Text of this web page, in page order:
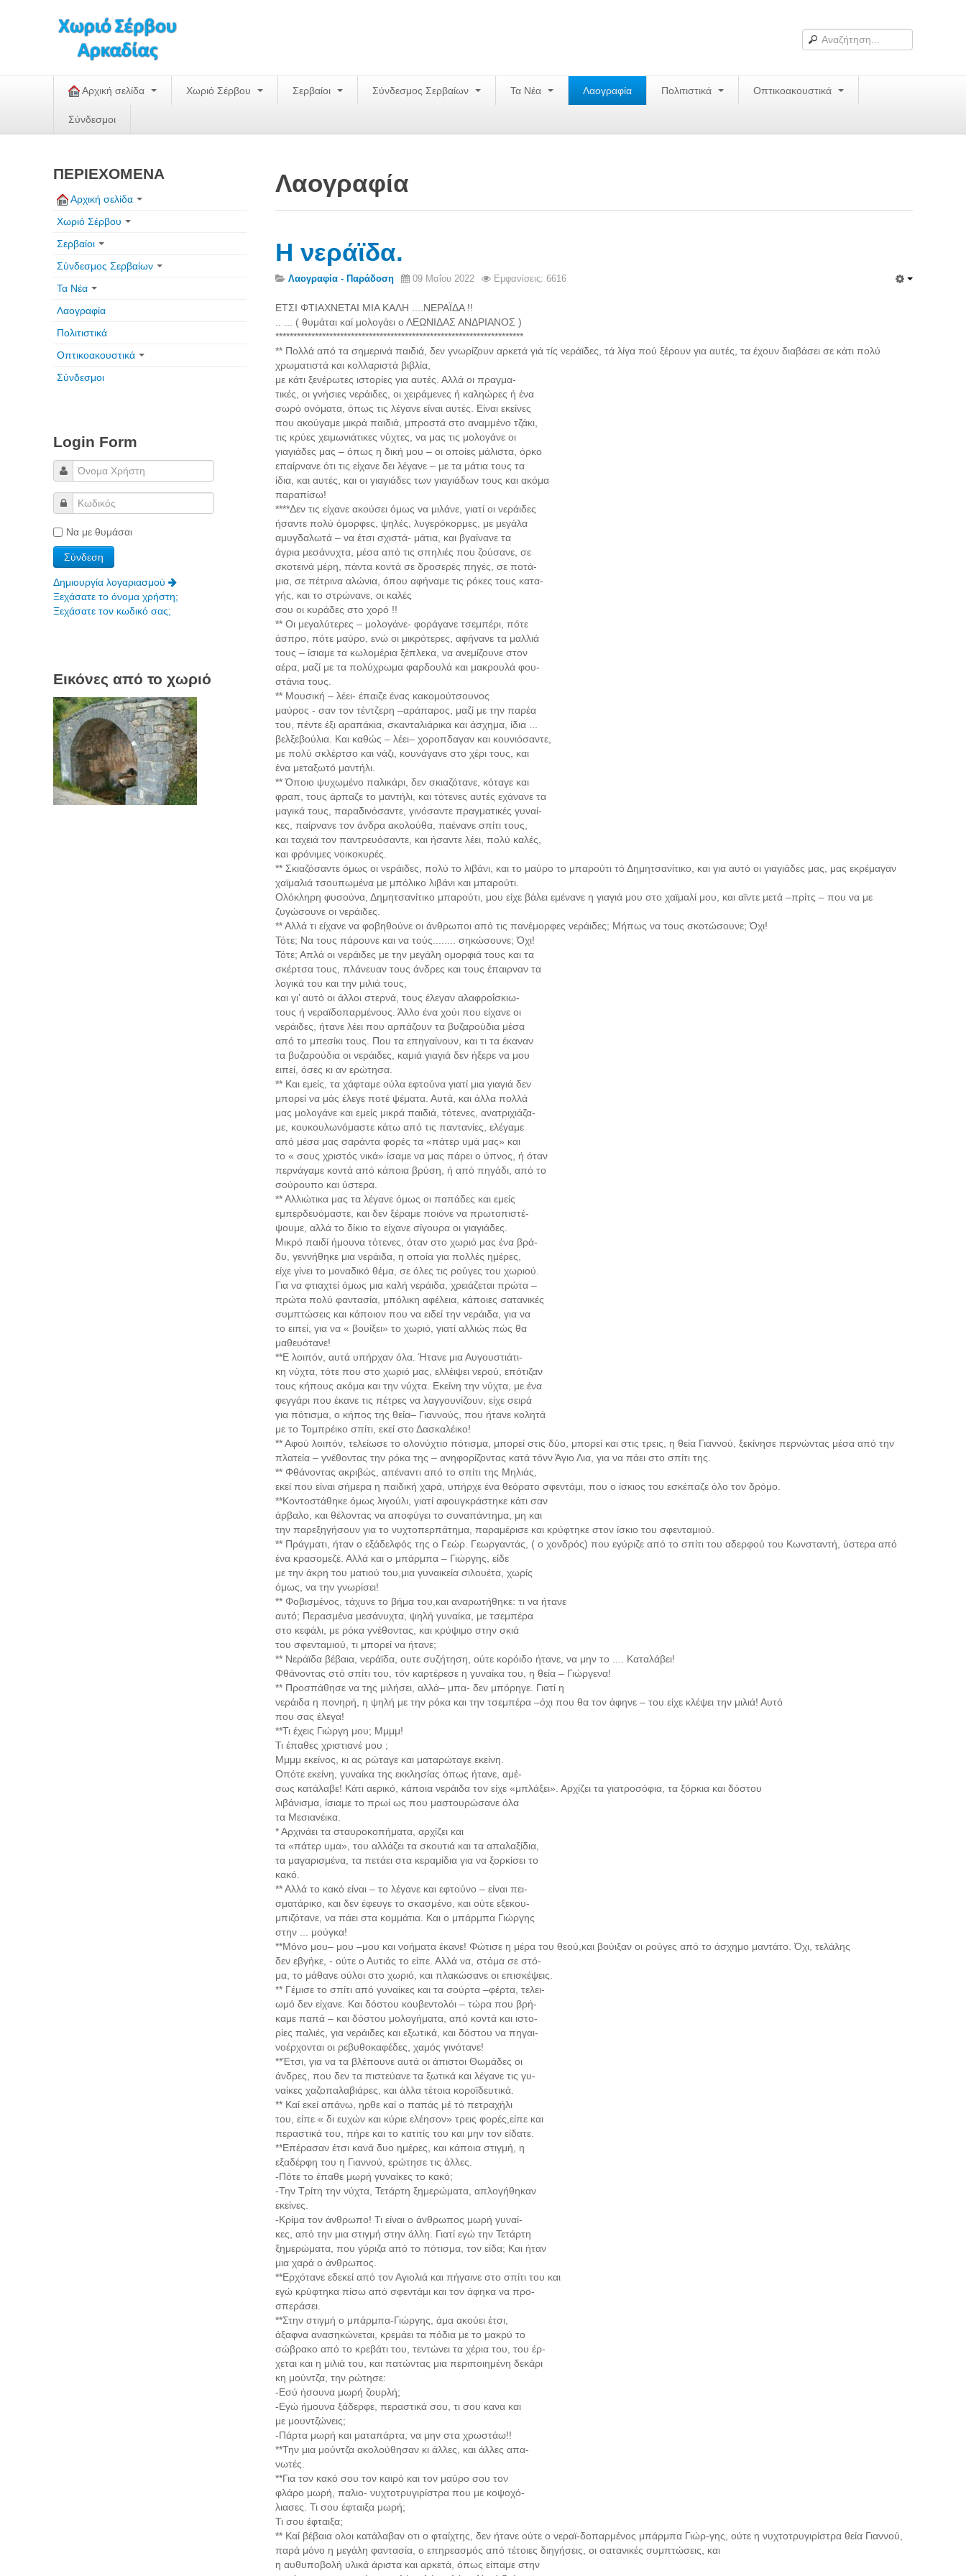
Αρχική σελίδα Χωριό Σέρβου Σερβαίοι Σύνδεσμος Σερβαίων Τα Νέα Λαογραφία Πολιτιστικά Οπτικοακουστικά
Σύνδεσμοι
Λαογραφία
Η νεράϊδα.
Λαογραφία - Παράδοση 09 Μαΐου 2022 Εμφανίσεις: 6616
ΕΤΣΙ ΦΤΙΑΧΝΕΤΑΙ ΜΙΑ ΚΑΛΗ ....ΝΕΡΑΪΔΑ !!
.. ... ( θυμάται καί μολογάει ο ΛΕΩΝΙΔΑΣ ΑΝΔΡΙΑΝΟΣ )
*********************************************************************
** Πολλά από τα σημερινά παιδιά, δεν γνωρίζουν αρκετά γιά τίς νεράϊδες, τά λίγα πού ξέρουν για αυτές, τα έχουν διαβάσει σε κάτι πολύ
χρωματιστά και κολλαριστά βιβλία,
με κάτι ξενέρωτες ιστορίες για αυτές. Αλλά οι πραγμα-
τικές, οι γνήσιες νεράιδες, οι χειράμενες ή καληώρες ή ένα
σωρό ονόματα, όπως τις λέγανε είναι αυτές. Είναι εκείνες
που ακούγαμε μικρά παιδιά, μπροστά στο αναμμένο τζάκι,
τις κρύες χειμωνιάτικες νύχτες, να μας τις μολογάνε οι
γιαγιάδες μας – όπως η δική μου – οι οποίες μάλιστα, όρκο
επαίρνανε ότι τις είχανε δει λέγανε – με τα μάτια τους τα
ίδια, και αυτές, και οι γιαγιάδες των γιαγιάδων τους και ακόμα
παραπίσω!
****Δεν τις είχανε ακούσει όμως να μιλάνε, γιατί οι νεράιδες
ήσαντε πολύ όμορφες, ψηλές, λυγερόκορμες, με μεγάλα
αμυγδαλωτά – να έτσι σχιστά- μάτια, και βγαίνανε τα
άγρια μεσάνυχτα, μέσα από τις σπηλιές που ζούσανε, σε
σκοτεινά μέρη, πάντα κοντά σε δροσερές πηγές, σε ποτά-
μια, σε πέτρινα αλώνια, όπου αφήναμε τις ρόκες τους κατα-
γής, και το στρώνανε, οι καλές
σου οι κυράδες στο χορό !!
** Οι μεγαλύτερες – μολογάνε- φοράγανε τσεμπέρι, πότε
άσπρο, πότε μαύρο, ενώ οι μικρότερες, αφήνανε τα μαλλιά
τους – ίσιαμε τα κωλομέρια ξέπλεκα, να ανεμίζουνε στον
αέρα, μαζί με τα πολύχρωμα φαρδουλά και μακρουλά φου-
στάνια τους.
** Μουσική – λέει- έπαιζε ένας κακομούτσουνος
μαύρος - σαν τον τέντζερη –αράπαρος, μαζί με την παρέα
του, πέντε έξι αραπάκια, σκανταλιάρικα και άσχημα, ίδια ...
βελξεβούλια. Και καθώς – λέει– χοροπδαγαν και κουνιόσαντε,
με πολύ σκλέρτσο και νάζι, κουνάγανε στο χέρι τους, και
ένα μεταξωτό μαντήλι.
** Όποιο ψυχωμένο παλικάρι, δεν σκιαζότανε, κόταγε και
φραπ, τους άρπαζε το μαντήλι, και τότενες αυτές εχάνανε τα
μαγικά τους, παραδινόσαντε, γινόσαντε πραγματικές γυναί-
κες, παίρνανε τον άνδρα ακολούθα, παένανε σπίτι τους,
και ταχειά τον παντρευόσαντε, και ήσαντε λέει, πολύ καλές,
και φρόνιμες νοικοκυρές.
** Σκιαζόσαντε όμως οι νεράιδες, πολύ το λιβάνι, και το μαύρο το μπαρούτι τό Δημητσανίτικο, και για αυτό οι γιαγιάδες μας, μας εκρέμαγαν
χαϊμαλιά τσουπωμένα με μπόλικο λιβάνι και μπαρούτι.
Ολόκληρη φυσούνα, Δημητσανίτικο μπαρούτι, μου είχε βάλει εμένανε η γιαγιά μου στο χαϊμαλί μου, και αϊντε μετά –πρίτς – που να με
ζυγώσουνε οι νεράιδες.
** Αλλά τι είχανε να φοβηθούνε οι άνθρωποι από τις πανέμορφες νεράιδες; Μήπως να τους σκοτώσουνε; Όχι!
Τότε; Να τους πάρουνε και να τούς........ σηκώσουνε; Όχι!
Τότε; Απλά οι νεράιδες με την μεγάλη ομορφιά τους και τα
σκέρτσα τους, πλάνευαν τους άνδρες και τους έπαιρναν τα
λογικά του και την μιλιά τους,
και γι’ αυτό οι άλλοι στερνά, τους έλεγαν αλαφροΐσκιω-
τους ή νεραϊδοπαρμένους. Άλλο ένα χούι που είχανε οι
νεράιδες, ήτανε λέει που αρπάζουν τα βυζαρούδια μέσα
από το μπεσίκι τους. Που τα επηγαίνουν, και τι τα έκαναν
τα βυζαρούδια οι νεράιδες, καμιά γιαγιά δεν ήξερε να μου
ειπεί, όσες κι αν ερώτησα.
** Και εμείς, τα χάφταμε ούλα εφτούνα γιατί μια γιαγιά δεν
μπορεί να μάς έλεγε ποτέ ψέματα. Αυτά, και άλλα πολλά
μας μολογάνε και εμείς μικρά παιδιά, τότενες, ανατριχιάζα-
με, κουκουλωνόμαστε κάτω από τις παντανίες, ελέγαμε
από μέσα μας σαράντα φορές τα «πάτερ υμά μας» και
το « σους χριστός νικά» ίσαμε να μας πάρει ο ύπνος, ή όταν
περνάγαμε κοντά από κάποια βρύση, ή από πηγάδι, από το
σούρουπο και ύστερα.
** Αλλιώτικα μας τα λέγανε όμως οι παπάδες και εμείς
εμπερδευόμαστε, και δεν ξέραμε ποιόνε να πρωτοπιστέ-
ψουμε, αλλά το δίκιο το είχανε σίγουρα οι γιαγιάδες.
Μικρό παιδί ήμουνα τότενες, όταν στο χωριό μας ένα βρά-
δυ, γεννήθηκε μια νεράιδα, η οποία για πολλές ημέρες,
είχε γίνει το μοναδικό θέμα, σε όλες τις ρούγες του χωριού.
Για να φτιαχτεί όμως μια καλή νεράιδα, χρειάζεται πρώτα –
πρώτα πολύ φαντασία, μπόλικη αφέλεια, κάποιες σατανικές
συμπτώσεις και κάποιον που να ειδεί την νεράιδα, για να
το ειπεί, για να « βουίξει» το χωριό, γιατί αλλιώς πώς θα
μαθευότανε!
**Ε λοιπόν, αυτά υπήρχαν όλα. Ήτανε μια Αυγουστιάτι-
κη νύχτα, τότε που στο χωριό μας, ελλέιψει νερού, επότιζαν
τους κήπους ακόμα και την νύχτα. Εκείνη την νύχτα, με ένα
φεγγάρι που έκανε τις πέτρες να λαγγουνίζουν, είχε σειρά
για πότισμα, ο κήπος της θεία– Γιαννούς, που ήτανε κολητά
με το Τομπρέικο σπίτι, εκεί στο Δασκαλέικο!
** Αφού λοιπόν, τελείωσε το ολονύχτιο πότισμα, μπορεί στις δύο, μπορεί και στις τρεις, η θεία Γιαννού, ξεκίνησε περνώντας μέσα από την
πλατεία – γνέθοντας την ρόκα της – ανηφορίζοντας κατά τόνν Άγιο Λια, για να πάει στο σπίτι της.
** Φθάνοντας ακριβώς, απέναντι από το σπίτι της Μηλιάς,
εκεί που είναι σήμερα η παιδική χαρά, υπήρχε ένα θεόρατο σφεντάμι, που ο ίσκιος του εσκέπαζε όλο τον δρόμο.
**Κοντοστάθηκε όμως λιγούλι, γιατί αφουγκράστηκε κάτι σαν
άρβαλο, και θέλοντας να αποφύγει το συναπάντημα, μη και
την παρεξηγήσουν για το νυχτοπερπάτημα, παραμέρισε και κρύφτηκε στον ίσκιο του σφενταμιού.
** Πράγματι, ήταν ο εξάδελφός της ο Γεώρ. Γεωργαντάς, ( ο χονδρός) που εγύριζε από το σπίτι του αδερφού του Κωνσταντή, ύστερα από
ένα κρασομεζέ. Αλλά και ο μπάρμπα – Γιώργης, είδε
με την άκρη του ματιού του,μια γυναικεία σιλουέτα, χωρίς
όμως, να την γνωρίσει!
** Φοβισμένος, τάχυνε το βήμα του,και αναρωτήθηκε: τι να ήτανε
αυτό; Περασμένα μεσάνυχτα, ψηλή γυναίκα, με τσεμπέρα
στο κεφάλι, με ρόκα γνέθοντας, και κρύψιμο στην σκιά
του σφενταμιού, τι μπορεί να ήτανε;
** Νεράϊδα βέβαια, νεράϊδα, ουτε συζήτηση, ούτε κορόιδο ήτανε, να μην το .... Καταλάβει!
Φθάνοντας στό σπίτι του, τόν καρτέρεσε η γυναίκα του, η θεία – Γιώργενα!
** Προσπάθησε να της μιλήσει, αλλά– μπα- δεν μπόρηγε. Γιατί η
νεράιδα η πονηρή, η ψηλή με την ρόκα και την τσεμπέρα –όχι που θα τον άφηνε – του είχε κλέψει την μιλιά! Αυτό
που σας έλεγα!
**Τι έχεις Γιώργη μου; Μμμμ!
Τι έπαθες χριστιανέ μου ;
Μμμμ εκείνος, κι ας ρώταγε και ματαρώταγε εκείνη.
Οπότε εκείνη, γυναίκα της εκκλησίας όπως ήτανε, αμέ-
σως κατάλαβε! Κάτι αερικό, κάποια νεράιδα τον είχε «μπλάξει». Αρχίζει τα γιατροσόφια, τα ξόρκια και δόστου
λιβάνισμα, ίσιαμε το πρωί ως που μαστουρώσανε όλα
τα Μεσιανέικα.
* Αρχινάει τα σταυροκοπήματα, αρχίζει και
τα «πάτερ υμα», του αλλάζει τα σκουτιά και τα απαλαξίδια,
τα μαγαρισμένα, τα πετάει στα κεραμίδια για να ξορκίσει το
κακό.
** Αλλά το κακό είναι – το λέγανε και εφτούνο – είναι πει-
σματάρικο, και δεν έφευγε το σκασμένο, και ούτε εξεκου-
μπιζότανε, να πάει στα κομμάτια. Και ο μπάρμπα Γιώργης
στην ... μούγκα!
**Μόνο μου– μου –μου και νοήματα έκανε! Φώτισε η μέρα του θεού,και βούιξαν οι ρούγες από το άσχημο μαντάτο. Όχι, τελάλης
δεν εβγήκε, - ούτε ο Αυτιάς το είπε. Αλλά να, στόμα σε στό-
μα, το μάθανε ούλοι στο χωριό, και πλακώσανε οι επισκέψεις.
** Γέμισε το σπίτι από γυναίκες και τα σούρτα –φέρτα, τελει-
ωμό δεν είχανε. Και δόστου κουβεντολόι – τώρα που βρή-
καμε παπά – και δόστου μολογήματα, από κοντά και ιστο-
ρίες παλιές, για νεράιδες και εξωτικά, και δόστου να πηγαι-
νοέρχονται οι ρεβυθοκαφέδες, χαμός γινότανε!
**Έτσι, για να τα βλέπουνε αυτά οι άπιστοι Θωμάδες οι
άνδρες, που δεν τα πιστεύανε τα ξωτικά και λέγανε τις γυ-
ναίκες χαζοπαλαβιάρες, και άλλα τέτοια κοροϊδευτικά.
** Καί εκεί απάνω, ηρθε καί ο παπάς μέ τό πετραχήλι
του, είπε « δι ευχών και κύριε ελέησον» τρεις φορές,είπε και
περαστικά του, πήρε και το κατιτίς του και μην τον είδατε.
**Επέρασαν έτσι κανά δυο ημέρες, και κάποια στιγμή, η
εξαδέρφη του η Γιαννού, ερώτησε τις άλλες.
-Πότε το έπαθε μωρή γυναίκες το κακό;
-Την Τρίτη την νύχτα, Τετάρτη ξημερώματα, απλογήθηκαν
εκείνες.
-Κρίμα τον άνθρωπο! Τι είναι ο άνθρωπος μωρή γυναί-
κες, από την μια στιγμή στην άλλη. Γιατί εγώ την Τετάρτη
ξημερώματα, που γύριζα από το πότισμα, τον είδα; Και ήταν
μια χαρά ο άνθρωπος.
**Ερχότανε εδεκεί από τον Αγιολιά και πήγαινε στο σπίτι του και
εγώ κρύφτηκα πίσω από σφεντάμι και τον άφηκα να προ-
σπεράσει.
**Στην στιγμή ο μπάρμπα-Γιώργης, άμα ακούει έτσι,
άξαφνα ανασηκώνεται, κρεμάει τα πόδια με το μακρύ το
σώβρακο από το κρεβάτι του, τεντώνει τα χέρια του, του έρ-
χεται και η μιλιά του, και πατώντας μια περιποιημένη δεκάρι
κη μούντζα, την ρώτησε:
-Εσύ ήσουνα μωρή ζουρλή;
-Εγώ ήμουνα ξάδερφε, περαστικά σου, τι σου κανα και
με μουντζώνεις;
-Πάρτα μωρή και ματαπάρτα, να μην στα χρωστάω!!
**Την μια μούντζα ακολούθησαν κι άλλες, και άλλες απα-
νωτές.
**Για τον κακό σου τον καιρό και τον μαύρο σου τον
φλάρο μωρή, παλιο- νυχτοτρυγιρίστρα που με κοψοχό-
λιασες. Τι σου έφταιξα μωρή;
Τι σου έφταιξα;
** Καί βέβαια ολοι κατάλαβαν οτι ο φταίχτης, δεν ήτανε ούτε ο νεραϊ-δοπαρμένος μπάρμπα Γιώρ-γης, ούτε η νυχτοτρυγιρίστρα θεία Γιαννού,
παρά μόνο η μεγάλη φαντασία, ο επηρεασμός από τέτοιες διηγήσεις, οι σατανικές συμπτώσεις, και
η αυθυποβολή υλικά άριστα και αρκετά, όπως είπαμε στην
ΠΕΡΙΕΧΟΜΕΝΑ
Αρχική σελίδα
Χωριό Σέρβου
Σερβαίοι
Σύνδεσμος Σερβαίων
Τα Νέα
Λαογραφία
Πολιτιστικά
Οπτικοακουστικά
Σύνδεσμοι
Login Form
Να με θυμάσαι
Δημιουργία λογαριασμού
Ξεχάσατε το όνομα χρήστη;
Ξεχάσατε τον κωδικό σας;
Εικόνες από το χωριό